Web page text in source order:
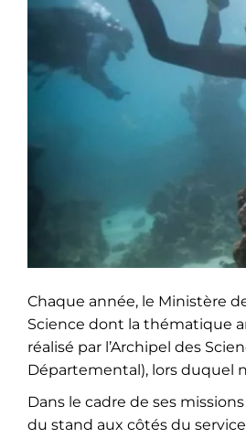
Chaque année, le Ministère
Science dont la thématique
réalisé par l’Archipel des
Départemental), lors duquel
Dans le cadre de ses
du stand aux côtés du